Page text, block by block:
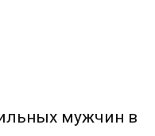
мужчин в